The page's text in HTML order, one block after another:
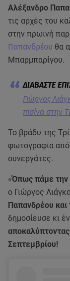
Αλέξανδρο
τις αρχές του
στην πρωινή
Παπανδρέου θα
Μπαρμπαρίγου.
Γιώργος
πισίνα στην
Το βράδυ της
φωτογραφία από
συνεργάτες.
«Όπως πάμε την
ο Γιώργος
Παπανδρέου
δημοσίευσε κι
Σεπτεμβρίου!